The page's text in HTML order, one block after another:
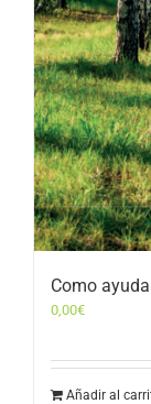
Como
0,00€
Añadir al